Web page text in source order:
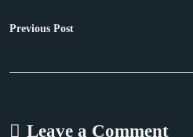
Previous Post
Leave a Comment